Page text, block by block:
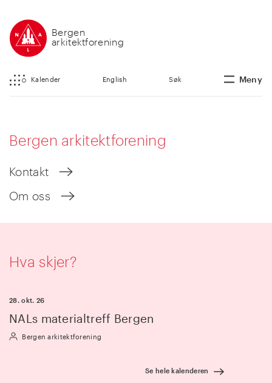
Bergen
arkitektforening
Kalender English Søk Meny
Bergen arkitektforening
Kontakt
Om oss
Hva skjer?
28. okt. 26
NALs materialtreff Bergen
Bergen arkitektforening
Se hele kalenderen